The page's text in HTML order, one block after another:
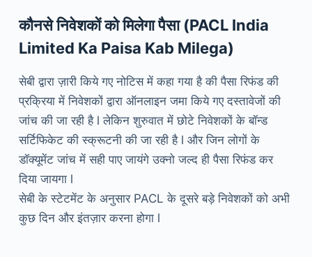
कौनसे निवेशकों को मिलेगा पैसा (PACL India
Limited Ka Paisa Kab Milega)
सेबी द्वारा ज़ारी किये गए नोटिस में कहा गया है की पैसा रिफंड की
प्रक्रिया में निवेशकों द्वारा ऑनलाइन जमा किये गए दस्तावेजों की
जांच की जा रही है l लेकिन शुरुवात में छोटे निवेशकों के बॉन्ड
सर्टिफिकेट की स्क्रूटनी की जा रही है l और जिन लोगों के
डॉक्यूमेंट जांच में सही पाए जायंगे उक्नो जल्द ही पैसा रिफंड कर
दिया जायगा l
सेबी के स्टेटमेंट के अनुसार PACL के दूसरे बड़े निवेशकों को अभी
कुछ दिन और इंतज़ार करना होगा l